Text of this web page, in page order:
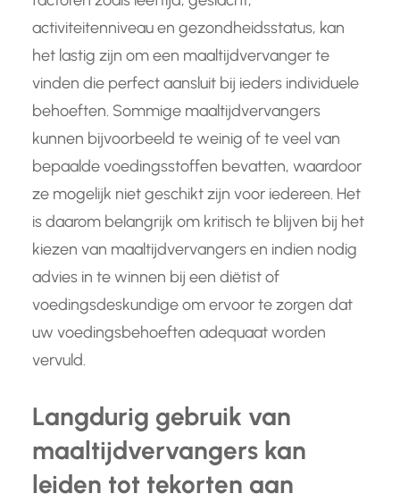
activiteitenniveau en gezondheidsstatus, kan
het lastig zijn om een maaltijdvervanger te
vinden die perfect aansluit bij ieders individuele
behoeften. Sommige maaltijdvervangers
kunnen bijvoorbeeld te weinig of te veel van
bepaalde voedingsstoffen bevatten, waardoor
ze mogelijk niet geschikt zijn voor iedereen. Het
is daarom belangrijk om kritisch te blijven bij het
kiezen van maaltijdvervangers en indien nodig
advies in te winnen bij een diëtist of
voedingsdeskundige om ervoor te zorgen dat
uw voedingsbehoeften adequaat worden
vervuld.
Langdurig gebruik van
maaltijdvervangers kan
leiden tot tekorten aan